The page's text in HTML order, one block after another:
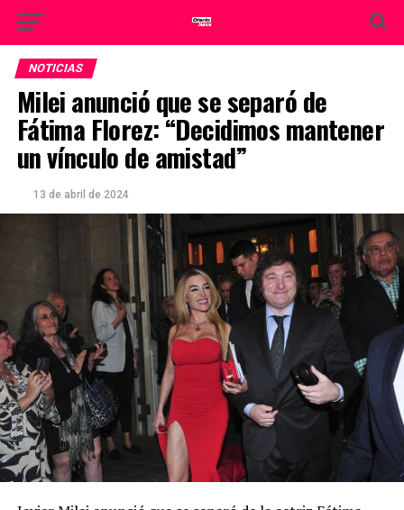
NOTICIAS
Milei anunció que se separó de
Fátima Florez: “Decidimos mantener
un vínculo de amistad”
13 de abril de 2024